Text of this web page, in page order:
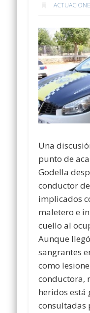
Una
punto de
Godella
conductor
implicados
maletero e
cuello al
Aunque
sangrantes
como
conductora,
heridos está
consultadas